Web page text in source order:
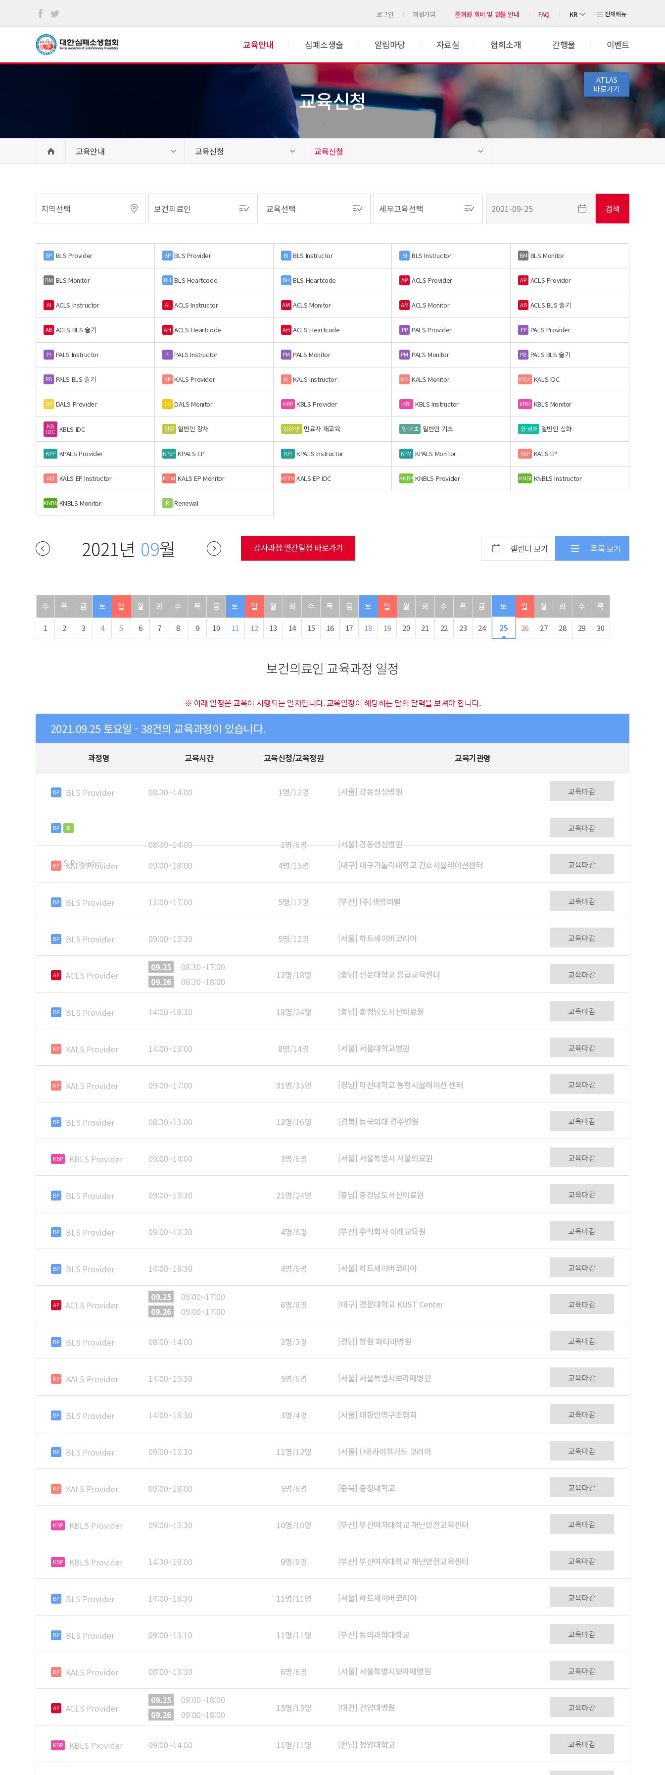
로그인 회원가입 준회원 회비 및 환불 안내 FAQ KR 전체메뉴
교육안내 심폐소생술 알림마당 자료실 협회소개 간행물 이벤트
ATLAS
바로가기
교육신청
교육안내 교육신청 교육신청
BP BLS Provider BP BLS Provider BI BLS Instructor BI BLS Instructor BM BLS Monitor
BM BLS Monitor BH BLS Heartcode BH BLS Heartcode AP ACLS Provider AP ACLS Provider
AI ACLS Instructor AI ACLS Instructor AM ACLS Monitor AM ACLS Monitor AB ACLS BLS 술기
AB ACLS BLS 술기 AH ACLS Heartcode AH ACLS Heartcode PP PALS Provider PP PALS Provider
PI PALS Instructor PI PALS Instructor PM PALS Monitor PM PALS Monitor PB PALS BLS 술기
PB PALS BLS 술기 KP KALS Provider KI KALS Instructor KM KALS Monitor KIDC KALS IDC
DP DALS Provider DM DALS Monitor KBP KBLS Provider KBI KBLS Instructor KBM KBLS Monitor
KB
IDC KBLS IDC 일강 일반인 강사 일강-만 만료자 재교육 일-기초 일반인 기초 일-심화 일반인 심화
KPP KPALS Provider KPEP KPALS EP KPI KPALS Instructor KPM KPALS Monitor KEP KALS EP
KEI KALS EP Instructor KEIM KALS EP Monitor KEIDCKALS EP IDC KNBP KNBLS Provider KNBI KNBLS Instructor
KNBM KNBLS Monitor R Renewal
2021년 09월 강사과정 연간일정 바로가기 캘린더 보기 목록 보기
수 목 금 토 일 월 화 수 목 금 토 일 월 화 수 목 금 토 일 월 화 수 목 금 토 일 월 화 수 목
1 2 3 4 5 6 7 8 9 10 11 12 13 14 15 16 17 18 19 20 21 22 23 24 25 26 27 28 29 30
보건의료인 교육과정 일정
※ 아래 일정은 교육이 시행되는 일자입니다. 교육일정이 해당하는 달의 달력을 보셔야 합니다.
2021.09.25 토요일 - 38건의 교육과정이 있습니다.
과정명 교육시간 교육신청/교육정원 교육기관명
BP BLS Provider 08:30~14:00 1명/12명 [서울] 강동성심병원 교육마감
BP R
BLS Provider
08:30~14:00 1명/6명 [서울] 강동성심병원
교육마감
KP KALS Provider 09:00~18:00 4명/15명 [대구] 대구가톨릭대학교 간호시뮬레이션센터 교육마감
BP BLS Provider 13:00~17:00 5명/12명 [부산] (주)생명의별 교육마감
BP BLS Provider 09:00~13:30 5명/12명 [서울] 하트세이버코리아 교육마감
AP ACLS Provider
09.25
08:30~17:00
09.26
08:30~18:00
12명/18명 [충남] 선문대학교 응급교육센터 교육마감
BP BLS Provider 14:00~18:30 18명/24명 [충남] 충청남도서산의료원 교육마감
KP KALS Provider 14:00~19:00 8명/14명 [서울] 서울대학교병원 교육마감
KP KALS Provider 09:00~17:00 31명/35명 [경남] 마산대학교 통합시뮬레이션 센터 교육마감
BP BLS Provider 08:30~13:00 13명/16명 [경북] 동국의대 경주병원 교육마감
KBP KBLS Provider 09:00~14:00 3명/6명 [서울] 서울특별시 서울의료원 교육마감
BP BLS Provider 09:00~13:30 21명/24명 [충남] 충청남도서산의료원 교육마감
BP BLS Provider 09:00~13:30 4명/6명 [부산] 주식회사 이레교육원 교육마감
BP BLS Provider 14:00~18:30 4명/6명 [서울] 하트세이버코리아 교육마감
AP ACLS Provider
09.25
09:00~17:00
09.26
09:00~17:00
6명/8명 [대구] 경운대학교 KUST Center 교육마감
BP BLS Provider 08:00~14:00 2명/3명 [경남] 창원 파티마병원 교육마감
KP KALS Provider 14:00~19:30 5명/6명 [서울] 서울특별시보라매병원 교육마감
BP BLS Provider 14:00~18:30 3명/4명 [서울] 대한인명구조협회 교육마감
BP BLS Provider 09:00~13:30 11명/12명 [서울] (사)라이프가드 코리아 교육마감
KP KALS Provider 09:00~18:00 5명/6명 [충북] 충청대학교 교육마감
KBP KBLS Provider 09:00~13:30 10명/10명 [부산] 부산여자대학교 재난안전교육센터 교육마감
KBP KBLS Provider 14:30~19:00 9명/9명 [부산] 부산여자대학교 재난안전교육센터 교육마감
BP BLS Provider 14:00~18:30 11명/11명 [서울] 하트세이버코리아 교육마감
BP BLS Provider 09:00~13:10 11명/11명 [부산] 동의과학대학교 교육마감
KP KALS Provider 08:00~13:30 6명/6명 [서울] 서울특별시보라매병원 교육마감
AP ACLS Provider
09.25
09:00~18:00
09.26
09:00~18:00
15명/15명 [대전] 건양대병원 교육마감
KBP KBLS Provider 09:00~14:00 11명/11명 [전남] 청암대학교 교육마감